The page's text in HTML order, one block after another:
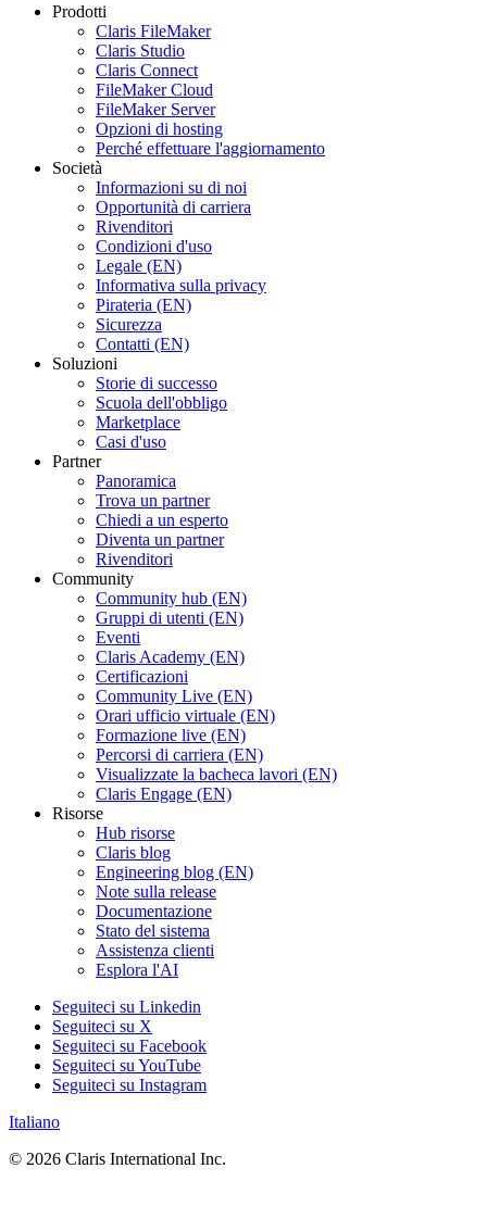
Prodotti
Claris FileMaker
Claris Studio
Claris Connect
FileMaker Cloud
FileMaker Server
Opzioni di hosting
Perché effettuare l'aggiornamento
Società
Informazioni su di noi
Opportunità di carriera
Rivenditori
Condizioni d'uso
Legale (EN)
Informativa sulla privacy
Pirateria (EN)
Sicurezza
Contatti (EN)
Soluzioni
Storie di successo
Scuola dell'obbligo
Marketplace
Casi d'uso
Partner
Panoramica
Trova un partner
Chiedi a un esperto
Diventa un partner
Rivenditori
Community
Community hub (EN)
Gruppi di utenti (EN)
Eventi
Claris Academy (EN)
Certificazioni
Community Live (EN)
Orari ufficio virtuale (EN)
Formazione live (EN)
Percorsi di carriera (EN)
Visualizzate la bacheca lavori (EN)
Claris Engage (EN)
Risorse
Hub risorse
Claris blog
Engineering blog (EN)
Note sulla release
Documentazione
Stato del sistema
Assistenza clienti
Esplora l'AI
Seguiteci su Linkedin
Seguiteci su X
Seguiteci su Facebook
Seguiteci su YouTube
Seguiteci su Instagram
Italiano
© 2026 Claris International Inc.